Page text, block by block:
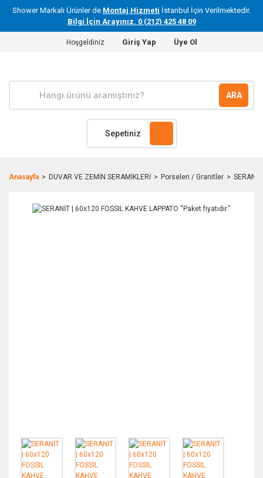
Shower Markalı Ürünler de Montaj Hizmeti İstanbul İçin Verilmektedir.
Bilgi İçin Arayınız. 0 (212) 425 48 09
Hoşgeldiniz Giriş Yap Üye Ol
ARA
Sepetiniz
Anasayfa DUVAR VE ZEMİN SERAMİKLERİ Porselen / Granitler